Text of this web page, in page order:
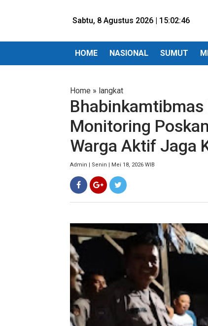
Sabtu, 8 Agustus 2026 | 15:02:47
HOME NASIONAL SUMUT
Home » langkat
Monitoring
Warga Aktif Jaga
Admin | Senin | Mei 18, 2026 WIB